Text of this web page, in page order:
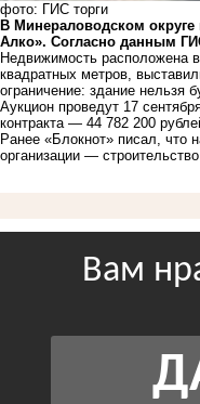
фото: ГИС торги
В Минераловодском
Алко». Согласно данным
Недвижимость расположена
квадратных метров,
ограничение: здание нельзя
Аукцион проведут 17
контракта — 44 782 200
Ранее «Блокнот» писал, что
организации —